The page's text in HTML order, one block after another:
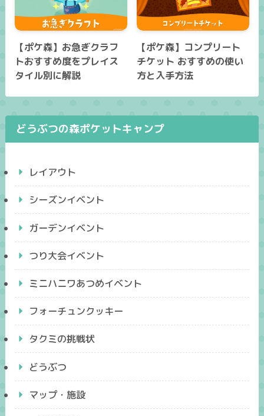
【ポケ森】お急ぎクラフ
トおすすめ度をプレイス
タイル別に解説
【ポケ森】コンプリート
チケット おすすめの使い
方と入手方法
どうぶつの森ポケットキャンプ
レイアウト
シーズンイベント
ガーデンイベント
つり大会イベント
ミニハニワあつめイベント
フォーチュンクッキー
タクミの挑戦状
どうぶつ
マップ・施設